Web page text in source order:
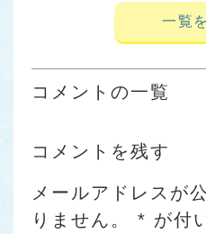
一覧
コメントの一覧
コメントを残す
メールアドレスが
りません。
* が付